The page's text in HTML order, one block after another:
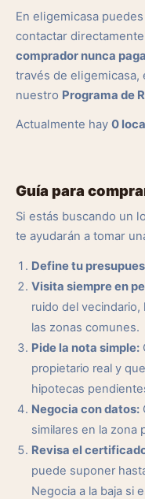
En eligemicasa
contactar
comprador nunca
través de eligemicasa,
nuestro Programa de
Actualmente hay 0
Guía para
Si estás buscando un
te ayudarán a tomar
Define tu
Visita siempre en
ruido del vecindario,
las zonas comunes.
Pide la nota simple:
propietario real y
hipotecas
Negocia con datos:
similares en la zona
Revisa el
puede suponer
Negocia a la baja si